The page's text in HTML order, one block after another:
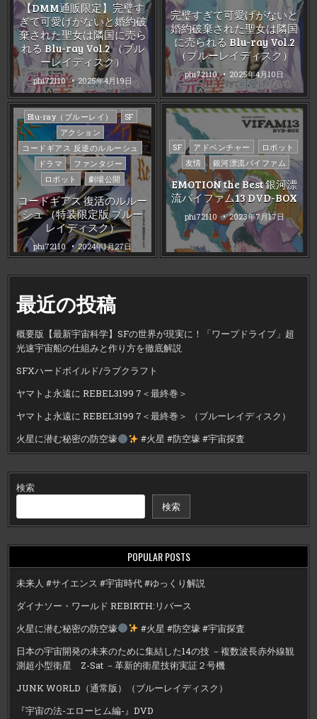
【DMM通販限定】完璧す
ぎて可愛げがないと婚約破
棄された聖女は隣国に売ら
れる Blu-ray Vol.2 （ブル
ーレイディスク）
phi72110 2025年4月19日
完璧すぎて可愛げがないと
婚約破棄された聖女は隣国
に売られる Blu-ray Vol.2
（ブルーレイディスク）
phi72110 2025年4月10日
Posted
in
Blu-ray（ブルーレイ）
SF
アクション
コードギアス 反逆のルルーシュ
ドラマ
ファンタジー
ロボット
劇場公開
コードギアス 復活のルルー
シュ （特装限定版 ブルー
レイディスク）
phi72110 2024年1月27日
Posted
in
SF アドベンチャー
ロボット
友情
銀河漂流バイファム
EMOTION the Best 銀河漂
流バイファム13 DVD-BOX
phi72110 2023年7月17日
最近の投稿
概要版【最新宇宙科学】SFの世界が現実に！「ワープドライブ」超
光速宇宙船の仕組みと作り方を徹底解説
SFXハードボイルド/ラブクラフト
ヤマトよ永遠に REBEL3199 7＜最終巻＞
ヤマトよ永遠に REBEL3199 7＜最終巻＞ （ブルーレイディスク）
火星に潜む秘密の防空壕
#火星 #防空壕 #宇宙探査
検索
検索
POPULAR POSTS
未来人 #サイエンス #宇宙時代 #ゆっくり解説
ダイナソー・ワールド REBIRTH:リバース
火星に潜む秘密の防空壕
#火星 #防空壕 #宇宙探査
日本の宇宙開発の未来のために集結した14の技 －複数波長赤外線観
測超小型衛星 Z-Sat －革新的衛星技術実証２号機
JUNK WORLD（通常版）（ブルーレイディスク）
『宇宙の法-エローヒム編-』DVD